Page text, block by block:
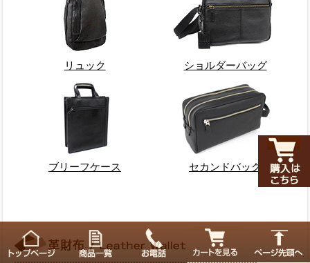
リュック ショルダーバッグ
ブリーフケース セカンドバッグ